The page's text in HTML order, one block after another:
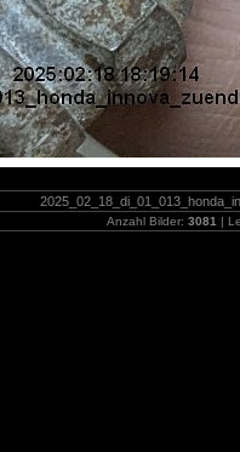
Anzahl Bilder:3081 |